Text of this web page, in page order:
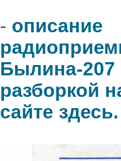
- описание
Былина-207
разборкой
сайте здесь.